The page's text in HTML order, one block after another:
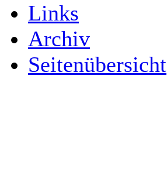
Links
Archiv
Seitenübersicht